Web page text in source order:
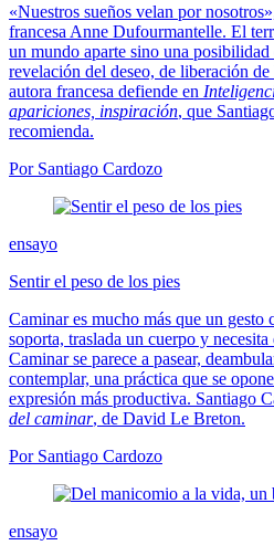
«Nuestros sueños velan por
francesa Anne Dufourmantelle. El
un mundo aparte sino una
revelación del deseo, de liberación
autora francesa defiende en
apariciones, inspiración, que
recomienda.
Por Santiago Cardozo
ensayo
Sentir el peso de los pies
Caminar es mucho más que un
soporta, traslada un cuerpo y necesita
Caminar se parece a pasear,
contemplar, una práctica que se
expresión más productiva. Santiago
del caminar, de David Le Breton.
Por Santiago Cardozo
ensayo